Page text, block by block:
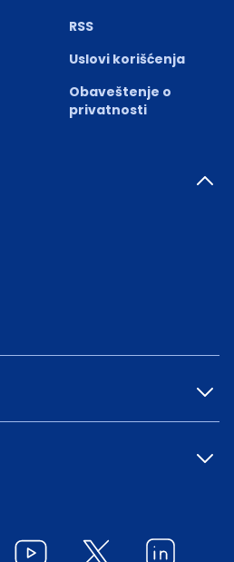
RSS
Uslovi korišćenja
Obaveštenje o
privatnosti